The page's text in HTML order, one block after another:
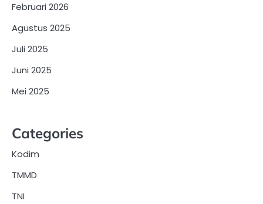
Februari 2026
Agustus 2025
Juli 2025
Juni 2025
Mei 2025
Categories
Kodim
TMMD
TNI